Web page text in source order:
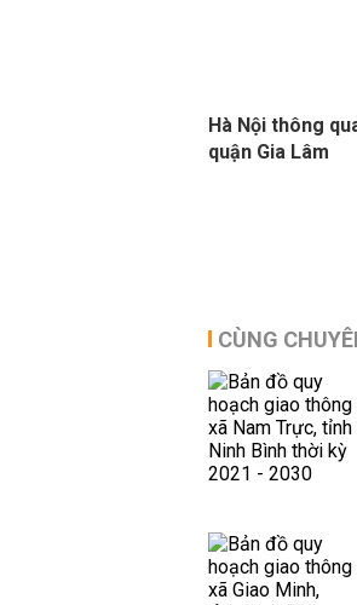
Hà Nội thông
quận Gia Lâm
CÙNG